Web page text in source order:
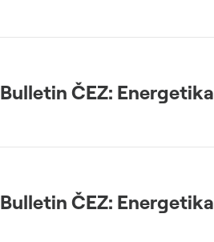
Bulletin ČEZ:
Bulletin ČEZ: